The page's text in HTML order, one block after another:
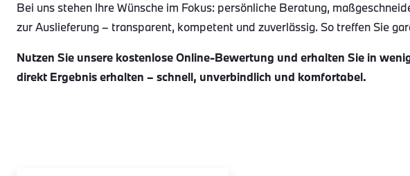
Bei uns stehen Ihre Wünsche im Fokus: persönliche Beratung,
zur Auslieferung – transparent, kompetent und zuverlässig. So treffen Sie
Nutzen Sie unsere kostenlose Online-Bewertung und erhalten Sie in
direkt Ergebnis erhalten – schnell, unverbindlich und komfortabel.